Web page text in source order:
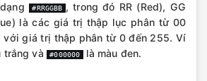
#RRGGBB , trong đó RR (Red), GG
là các giá trị thập lục phân từ 00
với giá trị thập phân từ 0 đến 255. Ví
trắng và #000000 là màu đen.